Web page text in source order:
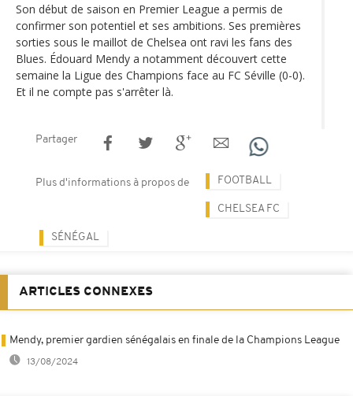
Son début de saison en Premier League a permis de
confirmer son potentiel et ses ambitions. Ses premières
sorties sous le maillot de Chelsea ont ravi les fans des
Blues. Édouard Mendy a notamment découvert cette
semaine la Ligue des Champions face au FC Séville (0-0).
Et il ne compte pas s'arrêter là.
Partager
Plus d'informations à propos de FOOTBALL
CHELSEA FC
SÉNÉGAL
ARTICLES CONNEXES
Mendy, premier gardien sénégalais en finale de la Champions League
13/08/2024